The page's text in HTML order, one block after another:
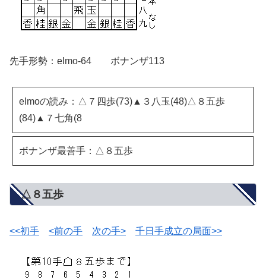
先手形勢：elmo-64 ボナンザ113
elmoの読み：△７四歩(73)▲３八玉(48)△８五歩
(84)▲７七角(8
ボナンザ最善手：△８五歩
△８五歩
<<初手 <前の手 次の手> 千日手成立の局面>>